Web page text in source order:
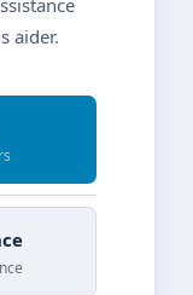
aider.